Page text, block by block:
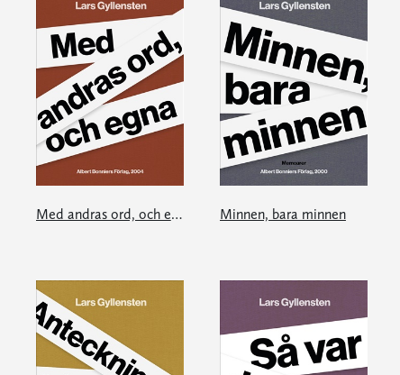
Med andras ord, och egna Minnen, bara minnen